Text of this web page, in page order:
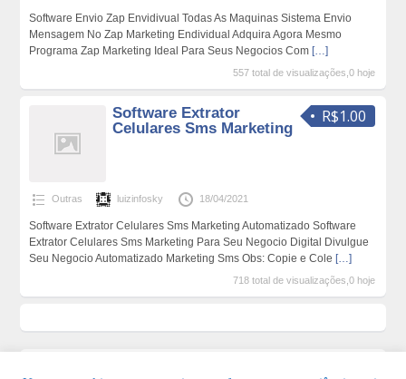
Software Envio Zap Envidivual Todas As Maquinas Sistema Envio
Mensagem No Zap Marketing Endividual Adquira Agora Mesmo
Programa Zap Marketing Ideal Para Seus Negocios Com […]
557 total de visualizações,0 hoje
R$1.00
Software Extrator
Celulares Sms Marketing
Outras luizinfosky 18/04/2021
Software Extrator Celulares Sms Marketing Automatizado Software
Extrator Celulares Sms Marketing Para Seu Negocio Digital Divulgue
Seu Negocio Automatizado Marketing Sms Obs: Copie e Cole […]
718 total de visualizações,0 hoje